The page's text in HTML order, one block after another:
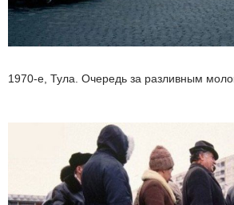
1970-е, Тула. Очередь за разливным